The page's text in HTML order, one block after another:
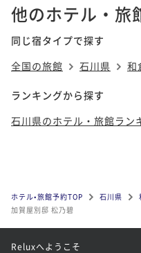
他のホテル・旅
同じ宿タイプで探す
全国の旅館
石川県 和
ランキングから探す
石川県のホテル・旅館ラン
ホテル•旅館予約TOP 石川県
加賀屋別邸 松乃碧
Reluxへようこそ